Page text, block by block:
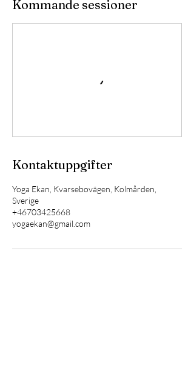
Kommande sessioner
Kontaktuppgifter
Yoga Ekan, Kvarsebovägen, Kolmården,
Sverige
+46703425668
yogaekan@gmail.com